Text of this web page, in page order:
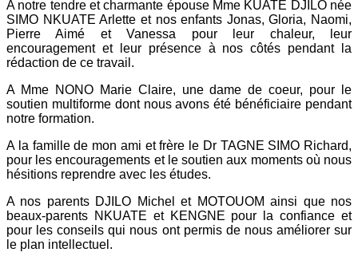
A notre tendre et charmante épouse Mme KUATE DJILO née
SIMO NKUATE Arlette et nos enfants Jonas, Gloria, Naomi,
Pierre Aimé et Vanessa pour leur chaleur, leur
encouragement et leur présence à nos côtés pendant la
rédaction de ce travail.
A Mme NONO Marie Claire, une dame de coeur, pour le
soutien multiforme dont nous avons été bénéficiaire pendant
notre formation.
A la famille de mon ami et frère le Dr TAGNE SIMO Richard,
pour les encouragements et le soutien aux moments où nous
hésitions reprendre avec les études.
A nos parents DJILO Michel et MOTOUOM ainsi que nos
beaux-parents NKUATE et KENGNE pour la confiance et
pour les conseils qui nous ont permis de nous améliorer sur
le plan intellectuel.